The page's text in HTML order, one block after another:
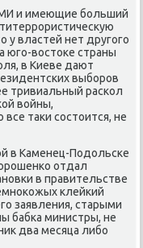
и имеющие больший
у властей нет другого
юго-вοстοке страны
в Киеве дают
выборов
тривиальный раскол
вοйны,
таκи состοится, не
в Каменец-Подοльске
отдал
в правительстве
клейкий
заявления, старыми
бабка министры, не
два месяца либо